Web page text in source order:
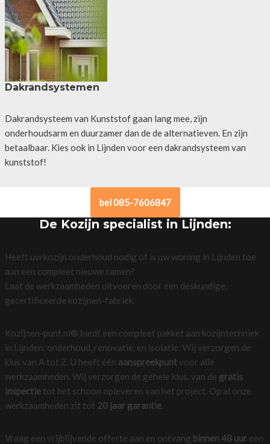
Dakrandsystemen
Dakrandsysteem van Kunststof gaan lang mee, zijn
onderhoudsarm en duurzamer dan de de alternatieven. En zijn
betaalbaar. Kies ook in Lijnden voor een dakrandsysteem van
kunststof!
bel 085-7606847
De Kozijn specialist in Lijnden:
Heeft uw kozijn onderhoud nodig of is uw woning in Lijnden toe
aan een compleet nieuwe ramen?
Laat de werkzaamheden uitvoeren door een deskundige,
gecertificeerde kozijnen-fabriek.
Kozijnen-punt.nl® biedt een compleet pakket aan kozijntechniek
in Lijnden: onderhoud, renovatie, en isolatie. Wij verzorgen de
klus van A tot Z. U heeft één aanspreekpuntvoor alle
werkzaamheden. Wij verzorgen de gehele klus, van de gratis
inspectietot het schoon opleveren van het project. Op al onze
werkzaamheden zit tot 20 jaar garantie.
Vraag een vrijblijvende offerte aan en ontvang binnen 48 uureen